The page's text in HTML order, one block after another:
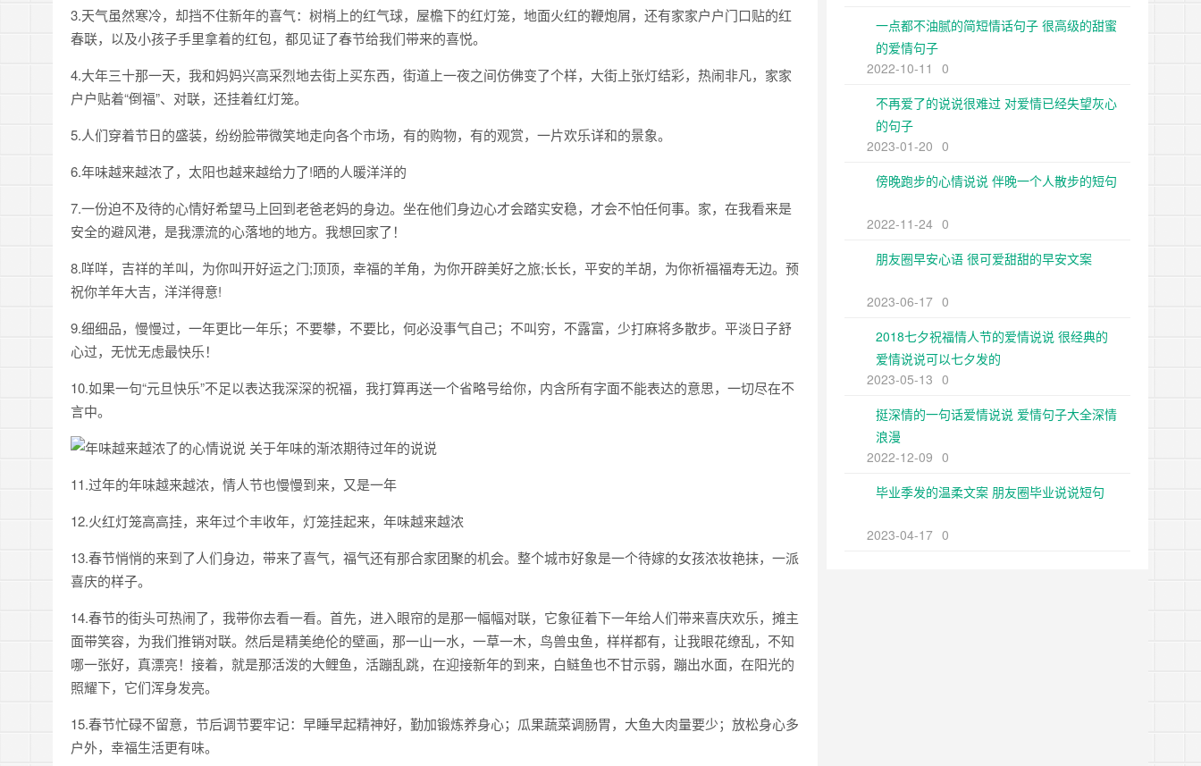
3.天气虽然寒冷，却挡不住新年的喜气：树梢上的红气球，屋檐下的红灯笼，地面火红的鞭炮屑，还有家家户户门口贴的红
春联，以及小孩子手里拿着的红包，都见证了春节给我们带来的喜悦。
4.大年三十那一天，我和妈妈兴高采烈地去街上买东西，街道上一夜之间仿佛变了个样，大街上张灯结彩，热闹非凡，家家
户户贴着“倒福”、对联，还挂着红灯笼。
5.人们穿着节日的盛装，纷纷脸带微笑地走向各个市场，有的购物，有的观赏，一片欢乐详和的景象。
6.年味越来越浓了，太阳也越来越给力了!晒的人暖洋洋的
7.一份迫不及待的心情好希望马上回到老爸老妈的身边。坐在他们身边心才会踏实安稳，才会不怕任何事。家，在我看来是
安全的避风港，是我漂流的心落地的地方。我想回家了！
8.咩咩，吉祥的羊叫，为你叫开好运之门;顶顶，幸福的羊角，为你开辟美好之旅;长长，平安的羊胡，为你祈福福寿无边。预
祝你羊年大吉，洋洋得意!
9.细细品，慢慢过，一年更比一年乐；不要攀，不要比，何必没事气自己；不叫穷，不露富，少打麻将多散步。平淡日子舒
心过，无忧无虑最快乐！
10.如果一句“元旦快乐”不足以表达我深深的祝福，我打算再送一个省略号给你，内含所有字面不能表达的意思，一切尽在不
言中。
11.过年的年味越来越浓，情人节也慢慢到来，又是一年
12.火红灯笼高高挂，来年过个丰收年，灯笼挂起来，年味越来越浓
13.春节悄悄的来到了人们身边，带来了喜气，福气还有那合家团聚的机会。整个城市好象是一个待嫁的女孩浓妆艳抹，一派
喜庆的样子。
14.春节的街头可热闹了，我带你去看一看。首先，进入眼帘的是那一幅幅对联，它象征着下一年给人们带来喜庆欢乐，摊主
面带笑容，为我们推销对联。然后是精美绝伦的壁画，那一山一水，一草一木，鸟兽虫鱼，样样都有，让我眼花缭乱，不知
哪一张好，真漂亮！接着，就是那活泼的大鲤鱼，活蹦乱跳，在迎接新年的到来，白鲢鱼也不甘示弱，蹦出水面，在阳光的
照耀下，它们浑身发亮。
15.春节忙碌不留意，节后调节要牢记：早睡早起精神好，勤加锻炼养身心；瓜果蔬菜调肠胃，大鱼大肉量要少；放松身心多
户外，幸福生活更有味。
一点都不油腻的简短情话句子 很高级的甜蜜
的爱情句子
2022-10-11
0
不再爱了的说说很难过 对爱情已经失望灰心
的句子
2023-01-20 0
傍晚跑步的心情说说 伴晚一个人散步的短句
2022-11-24 0
朋友圈早安心语 很可爱甜甜的早安文案
2023-06-17 0
2018七夕祝福情人节的爱情说说 很经典的
爱情说说可以七夕发的
2023-05-13 0
挺深情的一句话爱情说说 爱情句子大全深情
浪漫
2022-12-09 0
毕业季发的温柔文案 朋友圈毕业说说短句
2023-04-17 0